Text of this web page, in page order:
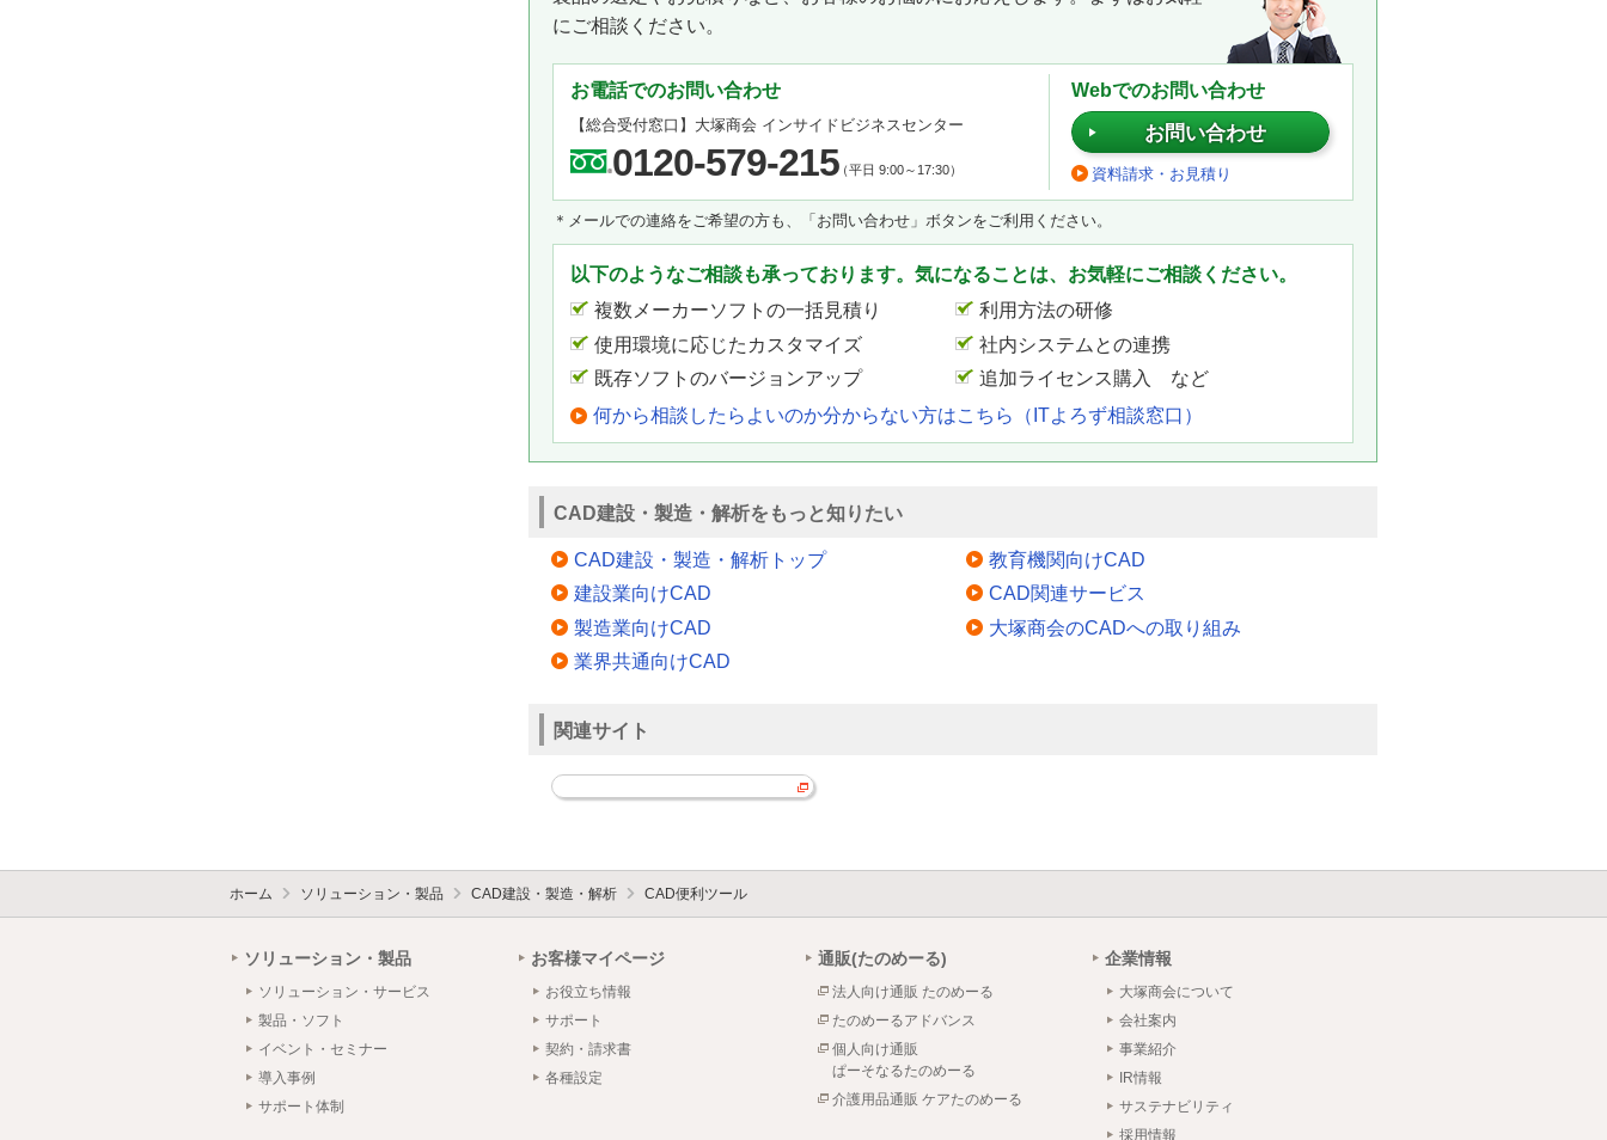
にご相談ください。
お電話でのお問い合わせ
【総合受付窓口】 大塚商会 インサイドビジネスセンター
0120-579-215（平日 9:00～17:30）
Webでのお問い合わせ
お問い合わせ
資料請求・お見積り
＊メールでの連絡をご希望の方も、「お問い合わせ」ボタンをご利用ください。
以下のようなご相談も承っております。気になることは、お気軽にご相談ください。
複数メーカーソフトの一括見積り
利用方法の研修
使用環境に応じたカスタマイズ
社内システムとの連携
既存ソフトのバージョンアップ
追加ライセンス購入 など
何から相談したらよいのか分からない方はこちら（ITよろず相談窓口）
CAD建設・製造・解析をもっと知りたい
CAD建設・製造・解析トップ
建設業向けCAD
製造業向けCAD
業界共通向けCAD
教育機関向けCAD
CAD関連サービス
大塚商会のCADへの取り組み
関連サイト
ホーム ソリューション・製品 CAD建設・製造・解析 CAD便利ツール
ソリューション・製品
ソリューション・サービス
製品・ソフト
イベント・セミナー
導入事例
サポート体制
お客様マイページ
お役立ち情報
サポート
契約・請求書
各種設定
通販(たのめーる)
法人向け通販 たのめーる
たのめーるアドバンス
個人向け通販
ぱーそなるたのめーる
介護用品通販 ケアたのめーる
企業情報
大塚商会について
会社案内
事業紹介
IR情報
サステナビリティ
採用情報